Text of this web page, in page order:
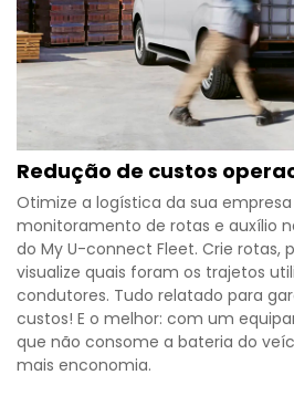
Redução de custos
Otimize a logística da sua
monitoramento de rotas e auxílio
do My U-connect Fleet. Crie rotas,
visualize quais foram os trajetos
condutores. Tudo relatado para
custos! E o melhor: com um
que não consome a bateria do
mais enconomia.